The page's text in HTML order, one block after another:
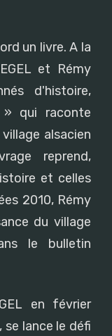
un livre. A la
et Rémy
d'histoire,
qui raconte
alsacien
reprend,
et celles
2010, Rémy
du village
le bulletin
en février
se lance le défi